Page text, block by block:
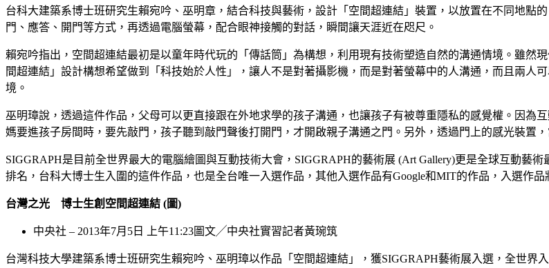
台科大建築系博士班研究生賴宛吟、巫明章，結合科技與藝術，設計「空間超連結」裝置，以放置在不同地點
門、應答、開門等方式，再透過電腦螢幕，配合眼神接觸的對話，瞬間讓天涯近在咫尺。
賴宛吟指出，空間超連結最初是以童年時代玩的「傳話筒」為構想，利用現有技術塑造自然的溝通情境。雖然
間超連結」設計構想希望做到「科技始於人性」，讓人不是對著攝影機，而是對著螢幕中的人溝通，而且兩人
境。
巫明璋說，透過這件作品，父母可以更直接跟在外地求學的孩子溝通，也讓孩子有被尊重隱私的感覺權。因為
媽要進孩子房間時，要先敲門，孩子聽到敲門聲後打開門，才開啟親子溝通之門。另外，透過門上的感光裝置
SIGGRAPH是目前全世界最大的電腦繪圖與互動技術大會，SIGGRAPH的藝術展 (Art Gallery)更是全球互動藝
排名，台科大博士生入圍的這件作品，也是全台唯一入選作品，其他入選作品有Google和MIT的作品，入選作品
台灣之光 博士生創空間超連結 (圖)
中央社 – 2013年7月5日 上午11:23圖文╱中央社實習記者黃琬筑
台灣科技大學建築系博士班研究生賴宛吟、巫明璋以作品「空間超連結」，獲SIGGRAPH藝術展入選，全世界